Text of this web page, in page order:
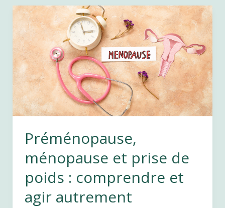
novembre
:
une
semaine
de
menus
équilibrés
Préménopause,
ménopause et prise de
poids : comprendre et
agir autrement